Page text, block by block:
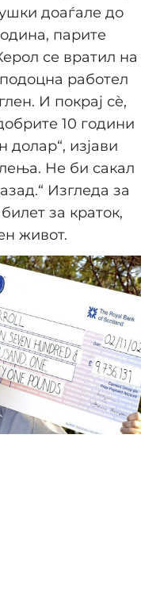
доаѓале до
парите
се вратил на
работел
И покрај сè,
10 години
долар“, изјави
Не би сакал
Изгледа за
за краток,
живот.